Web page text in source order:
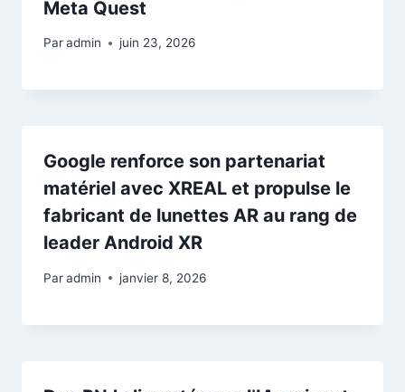
Meta Quest
Paradmin juin 23, 2026
Google renforce son partenariat
matériel avec XREAL et propulse le
fabricant de lunettes AR au rang de
leader Android XR
Paradmin janvier 8, 2026